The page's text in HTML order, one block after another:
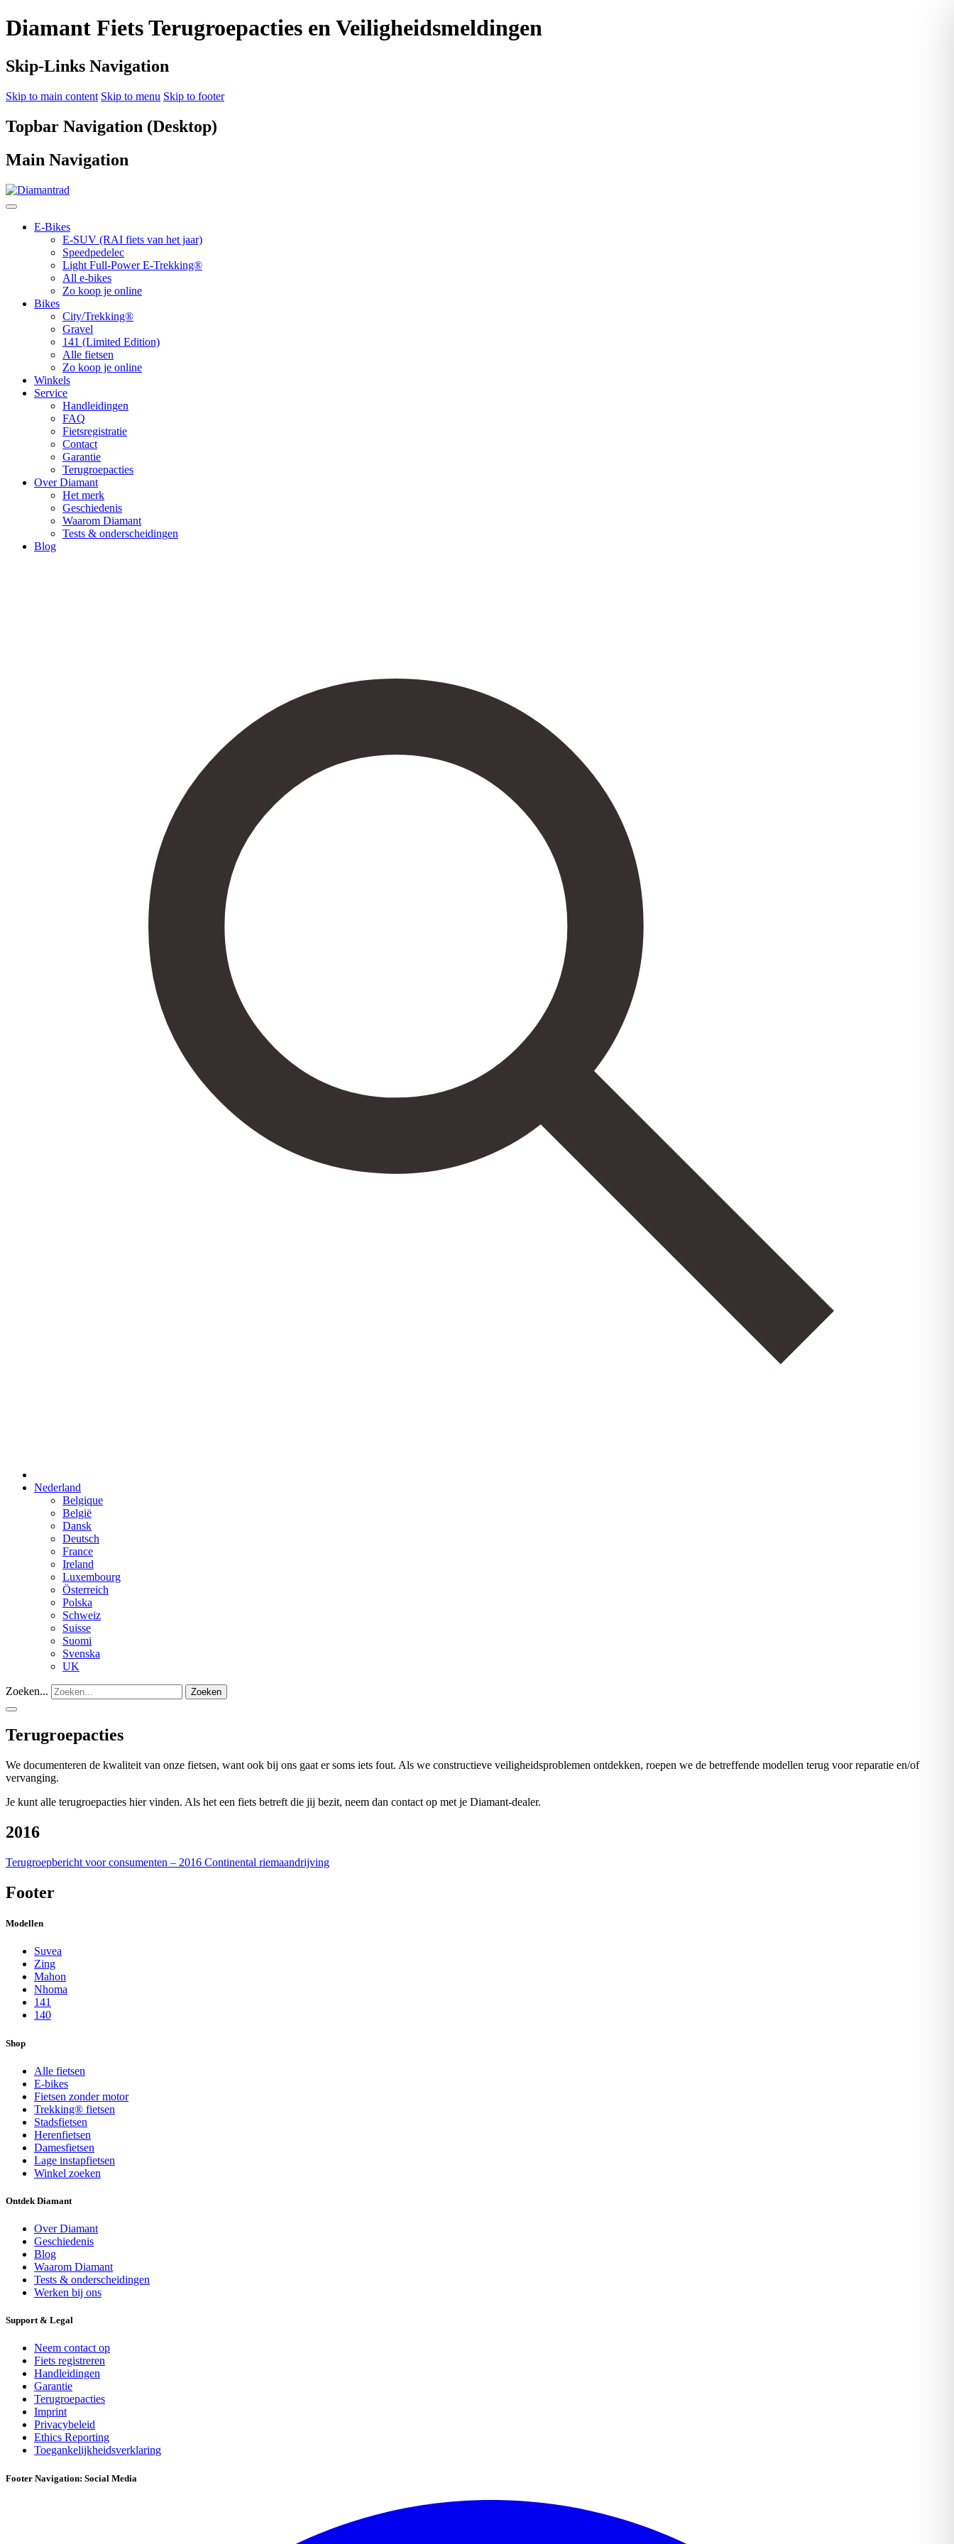
Diamant Fiets Terugroepacties en Veiligheidsmeldingen
Skip-Links Navigation
Skip to main content Skip to menu Skip to footer
Topbar Navigation (Desktop)
Main Navigation
E-Bikes
E-SUV (RAI fiets van het jaar)
Speedpedelec
Light Full-Power E-Trekking®
All e-bikes
Zo koop je online
Bikes
City/Trekking®
Gravel
141 (Limited Edition)
Alle fietsen
Zo koop je online
Winkels
Service
Handleidingen
FAQ
Fietsregistratie
Contact
Garantie
Terugroepacties
Over Diamant
Het merk
Geschiedenis
Waarom Diamant
Tests & onderscheidingen
Blog
Nederland
Belgique
België
Dansk
Deutsch
France
Ireland
Luxembourg
Österreich
Polska
Schweiz
Suisse
Suomi
Svenska
UK
Zoeken... Zoeken
Terugroepacties
We documenteren de kwaliteit van onze fietsen, want ook bij ons gaat er soms iets fout. Als we constructieve veiligheidsproblemen ontdekken, roepen we de betreffende modellen terug voor reparatie en/of
vervanging.
Je kunt alle terugroepacties hier vinden. Als het een fiets betreft die jij bezit, neem dan contact op met je Diamant-dealer.
2016
Terugroepbericht voor consumenten – 2016 Continental riemaandrijving
Footer
Modellen
Suvea
Zing
Mahon
Nhoma
141
140
Shop
Alle fietsen
E-bikes
Fietsen zonder motor
Trekking® fietsen
Stadsfietsen
Herenfietsen
Damesfietsen
Lage instapfietsen
Winkel zoeken
Ontdek Diamant
Over Diamant
Geschiedenis
Blog
Waarom Diamant
Tests & onderscheidingen
Werken bij ons
Support & Legal
Neem contact op
Fiets registreren
Handleidingen
Garantie
Terugroepacties
Imprint
Privacybeleid
Ethics Reporting
Toegankelijkheidsverklaring
Footer Navigation: Social Media